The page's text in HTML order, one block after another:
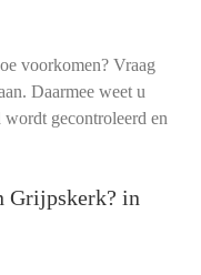
voorkomen? Vraag
Daarmee weet u
gecontroleerd en
Grijpskerk? in